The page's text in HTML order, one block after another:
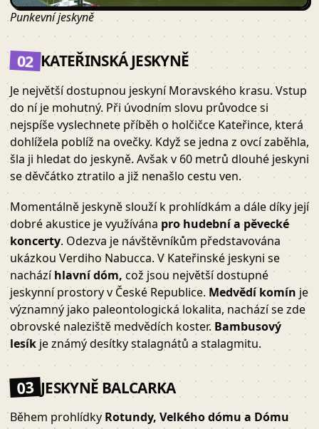
Punkevní jeskyně
02 KATEŘINSKÁ JESKYNĚ
Je největší dostupnou jeskyní Moravského krasu. Vstup
do ní je mohutný. Při úvodním slovu průvodce si
nejspíše vyslechnete příběh o holčičce Kateřince, která
dohlížela poblíž na ovečky. Když se jedna z ovcí zaběhla,
šla ji hledat do jeskyně. Avšak v 60 metrů dlouhé jeskyni
se děvčátko ztratilo a již nenašlo cestu ven.
Momentálně jeskyně slouží k prohlídkám a dále díky její
dobré akustice je využívána pro hudební a pěvecké
koncerty. Odezva je návštěvníkům představována
ukázkou Verdiho Nabucca. V Kateřinské jeskyni se
nacházíhlavní dóm, což jsou největší dostupné
jeskynní prostory v České Republice. Medvědí komín je
významný jako paleontologická lokalita, nachází se zde
obrovské naleziště medvědích koster. Bambusový
lesík je známý desítky stalagnátů a stalagmitu.
03 JESKYNĚ BALCARKA
Během prohlídkyRotundy, Velkého dómu a Dómu